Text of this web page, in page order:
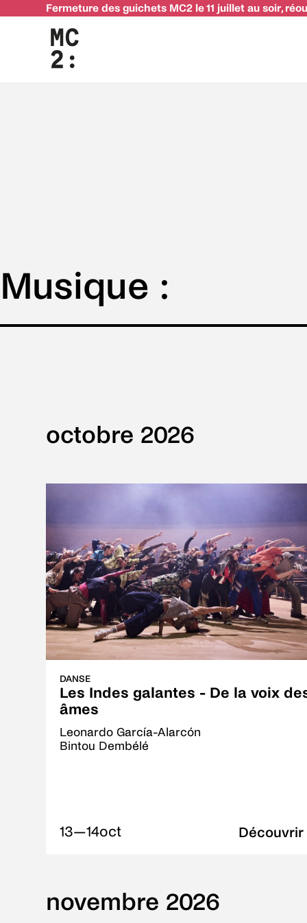
Fermeture des guichets MC2 le 11 juillet au soir,
Musique :
octobre 2026
DANSE
Les Indes galantes - De la voix
âmes
Leonardo García-Alarcón
Bintou Dembélé
oct
13—14
novembre 2026